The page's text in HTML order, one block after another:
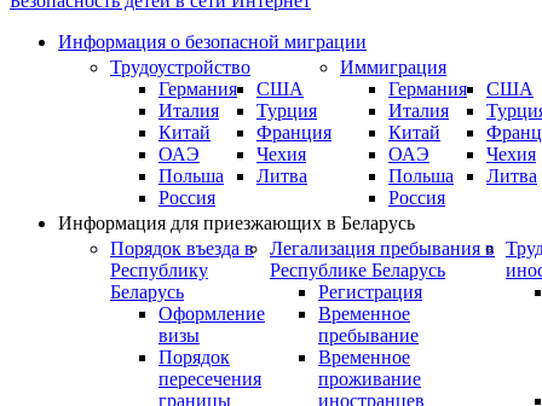
Информация о безопасной миграции
Трудоустройство
Германия
Италия
Китай
ОАЭ
Польша
Россия
США
Турция
Франция
Чехия
Литва
Иммиграция
Германия
Италия
Китай
ОАЭ
Польша
Россия
США
Чехия
Литва
Информация для приезжающих в Беларусь
Порядок въезда в
Республику
Беларусь
Оформление
визы
Порядок
пересечения
границы
Легализация пребывания в
Республике Беларусь
Регистрация
Временное
пребывание
Временное
проживание
иностранцев